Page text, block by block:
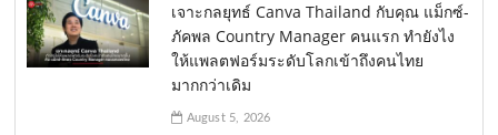
เจาะกลยุทธ์ Canva Thailand กับคุณ แม็กซ์-
ภัคพล Country Manager คนแรก ทำยังไง
ให้แพลตฟอร์มระดับโลกเข้าถึงคนไทย
มากกว่าเดิม
August 5, 2026